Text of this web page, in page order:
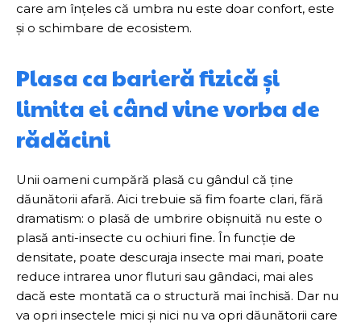
care am înțeles că umbra nu este doar confort, este
și o schimbare de ecosistem.
Plasa ca barieră fizică și
limita ei când vine vorba de
rădăcini
Unii oameni cumpără plasă cu gândul că ține
dăunătorii afară. Aici trebuie să fim foarte clari, fără
dramatism: o plasă de umbrire obișnuită nu este o
plasă anti-insecte cu ochiuri fine. În funcție de
densitate, poate descuraja insecte mai mari, poate
reduce intrarea unor fluturi sau gândaci, mai ales
dacă este montată ca o structură mai închisă. Dar nu
va opri insectele mici și nici nu va opri dăunătorii care